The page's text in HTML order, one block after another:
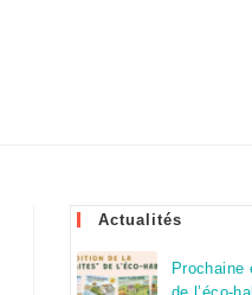
Actualités
Prochaine